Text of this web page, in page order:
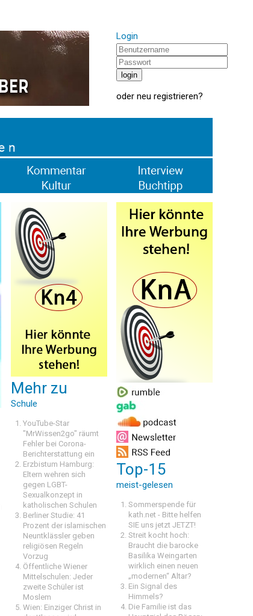
Login
oder neu registrieren?
Mehr zu
Schule
YouTube-Star
"MrWissen2go" räumt
Fehler bei Corona-
Berichterstattung ein
Erzbistum Hamburg:
Eltern wehren sich
gegen LGBT-
Sexualkonzept in
katholischen Schulen
Berliner Studie: 41
Prozent der islamischen
Neuntklässler geben
religiösen Regeln
Vorzug
Öffentliche Wiener
Mittelschulen: Jeder
zweite Schüler ist
Moslem
Wien: Einziger Christ in
Top-15
meist-gelesen
Sommerspende für
kath.net - Bitte helfen
SIE uns jetzt JETZT!
Streit kocht hoch:
Braucht die barocke
Basilika Weingarten
wirklich einen neuen
„modernen“ Altar?
Ein Signal des
Himmels?
Die Familie ist das